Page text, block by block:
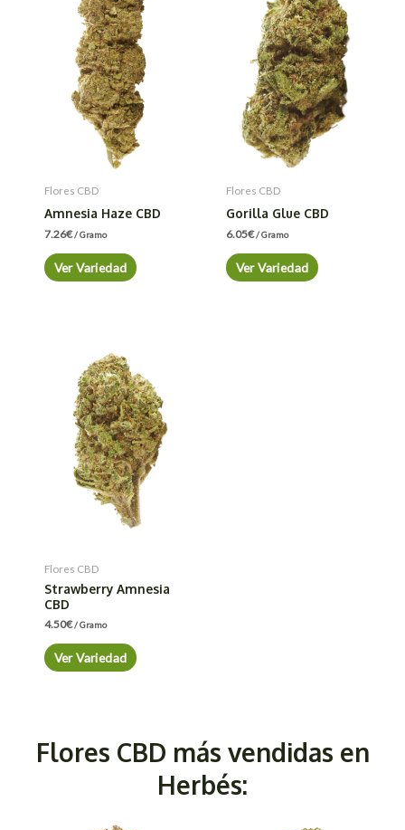
Flores CBD
Amnesia Haze CBD
7.26€/ Gramo
Ver Variedad
Flores CBD
Gorilla Glue CBD
6.05€/ Gramo
Ver Variedad
Flores CBD
Strawberry Amnesia
CBD
4.50€/ Gramo
Ver Variedad
Flores CBD más vendidas en
Herbés: